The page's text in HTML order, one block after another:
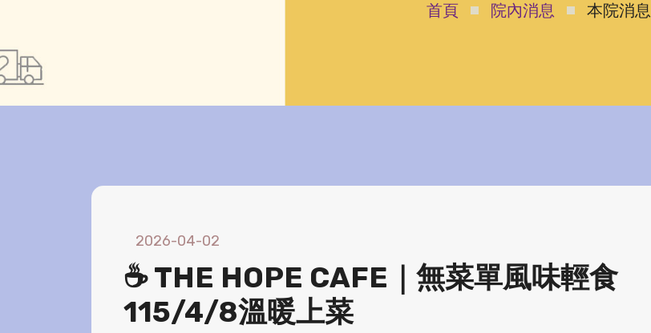
首頁 院內消息 本院消息
2026-04-02
☕ THE HOPE CAFE｜無菜單風味輕食
115/4/8溫暖上菜